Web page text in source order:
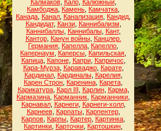
Калмаков, Кало, Калюжный,
Камбоджа Камень Камчатка
Канада Канал Канализация Кандид
Кандидат, Канзи, Каннибализм
Каннибаллы, Каннибалы, Кант,
Кантор, Канун войны, Канцлер.
Германия Капелла Капелло
Капернаум
Каперсы Капильская
Капица, Капоне, Капри, Капричос
Кара-Мурза, Караваджо, Карате,
Кардинал, Кардиналы, Карелия,
Карен Строн Каренина Карета
Карикатура, Карл III Карлин, Карма,
Кармазина Карманник Карманники
Карнавал, Карнеги, Карнеги-холл,
Карнеев, Карпаты, Карпентер,
Карпов Карпы Картер Картинка
Картинки Карточки Картошкин